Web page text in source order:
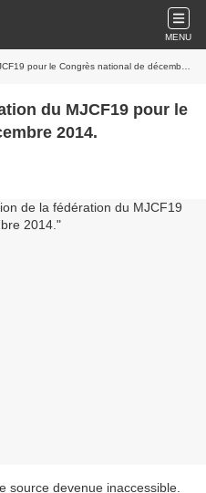
MENU
pour le Congrès national de décembre 2014.
du MJCF19 pour le
2014.
source devenue inaccessible.